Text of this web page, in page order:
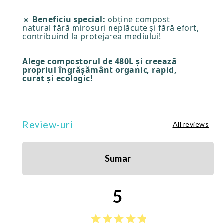
☀️ Beneficiu special: obține compost
natural fără mirosuri neplăcute și fără efort,
contribuind la protejarea mediului!
Alege compostorul de 480L și creează
propriul îngrășământ organic, rapid,
curat și ecologic!
Review-uri All reviews
Sumar
5
starstarstarstarstar